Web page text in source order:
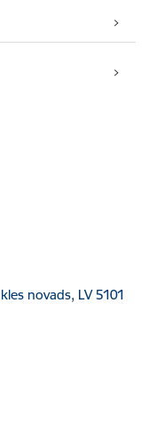
novads, LV 5101